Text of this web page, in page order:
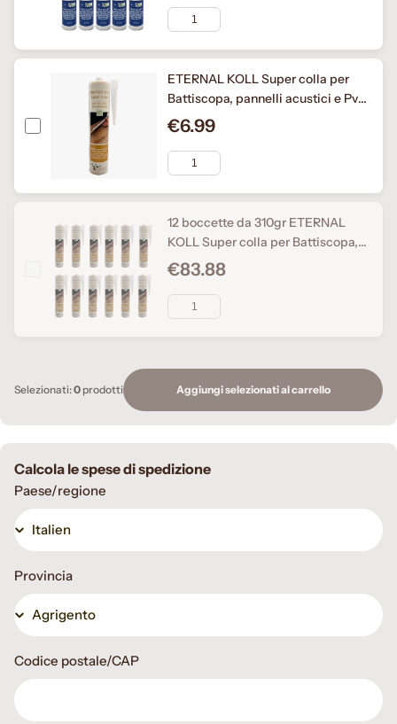
ETERNAL KOLL Super colla per
Battiscopa, pannelli acustici e Pvc
- boccetta 310gr
€6.99
12 boccette da 310gr ETERNAL
KOLL Super colla per Battiscopa,
pannelli acustici e Pvc SENZA
SOLVENTI
€83.88
Selezionati:0 prodotti Aggiungi selezionati al carrello
Calcola le spese di spedizione
Paese/regione
Provincia
Codice postale/CAP